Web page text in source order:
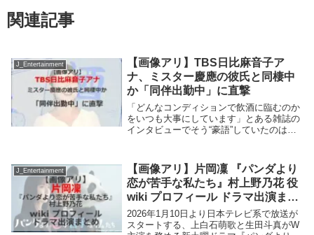
関連記事
J_Entertainment
【画像アリ】TBS日比麻音子ア
ナ、ミスター慶應の彼氏と同棲中
か「同伴出勤中」に直撃
「どんなコンディションで飲酒に臨むのか
をいつも大事にしています」とある雑誌の
インタビューでそう“豪語”していたのは、
った男は全員先に潰れるなど、数々の酒豪
伝説を持...
J_Entertainment
【画像アリ】片岡凜 『パンダより
恋が苦手な私たち』村上野乃花 役
wiki プロフィール ドラマ出演まと
め
2026年1月10日より日本テレビ系で放送が
スタートする、上白石萌歌と生田斗真がW